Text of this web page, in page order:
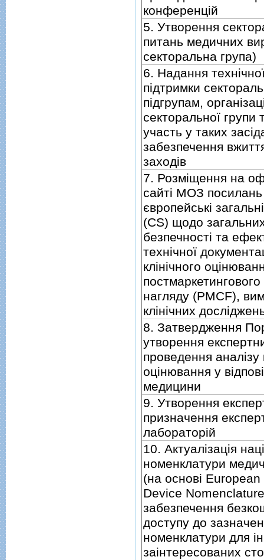
конференцiй
5. Утворення
питань медичних
секторальна група)
6. Надання
пiдтримки
пiдгрупам,
секторальної групи
участь у таких
забезпечення
заходiв
7. Розмiщення на
сайтi МОЗ
європейськi
(CS) щодо
безпечностi та
технiчної
клiнiчного
нагляду (PMCF),
клiнiчних
8. Затвердження
утворення
проведення аналiзу
оцiнювання у
медицини
9. Утворення
призначення
лабораторiй
10. Актуалiзацiя
номенклатури
(на основi
Device
забезпечення
доступу до
номенклатури для
заiнтересованих